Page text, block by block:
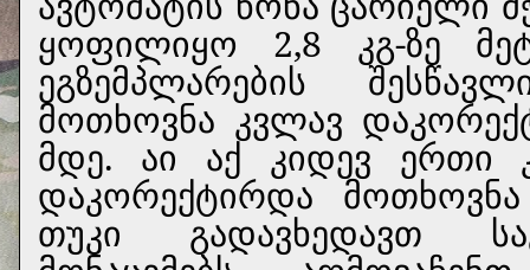
ყოფილიყო 2,8 კგ-ზე
ეგზემპლარების
მოთხოვნა კვლავ
მდე. აი აქ კიდევ ერთი
დაკორექტირდა მოთხოვნა
თუკი გადავხედავთ